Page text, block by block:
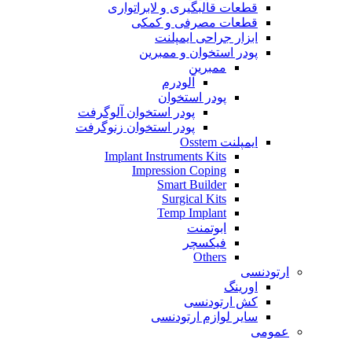
قطعات قالبگیری و لابراتواری
قطعات مصرفی و کمکی
ابزار جراحی ایمپلنت
پودر استخوان و ممبرین
ممبرین
آلودرم
پودر استخوان
پودر استخوان آلوگرفت
پودر استخوان زنوگرفت
ایمپلنت Osstem
Implant Instruments Kits
Impression Coping
Smart Builder
Surgical Kits
Temp Implant
ابوتمنت
فیکسچر
Others
ارتودنسی
اورینگ
کش ارتودنسی
سایر لوازم ارتودنسی
عمومی